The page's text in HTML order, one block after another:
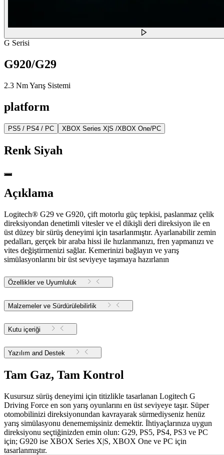
G Serisi
G920/G29
2.3 Nm Yarış Sistemi
platform
PS5 / PS4 / PC XBOX Series X|S /XBOX One/PC
Renk Siyah
Açıklama
Logitech® G29 ve G920, çift motorlu güç tepkisi, paslanmaz çelik
direksiyondan denetimli vitesler ve el dikişli deri direksiyon ile en
üst düzey bir sürüş deneyimi için tasarlanmıştır. Ayarlanabilir zemin
pedalları, gerçek bir araba hissi ile hızlanmanızı, fren yapmanızı ve
vites değiştirmenizi sağlar. Kemerinizi bağlayın ve yarış
simülasyonlarını bir üst seviyeye taşımaya hazırlanın
Özellikler ve Uyumluluk
Malzemeler ve Sürdürülebilirlik
Kutu içeriği
Yazılım and Destek
Tam Gaz, Tam Kontrol
Kusursuz sürüş deneyimi için titizlikle tasarlanan Logitech G
Driving Force en son yarış oyunlarını en üst seviyeye taşır. Süper
otomobilinizi direksiyonundan kavrayarak sürmediyseniz henüz
yarış simülasyonu denememişsiniz demektir. İhtiyaçlarınıza uygun
direksiyonu seçtiğinizden emin olun: G29, PS5, PS4, PS3 ve PC
için; G920 ise XBOX Series X|S, XBOX One ve PC için
tasarlanmıştır.